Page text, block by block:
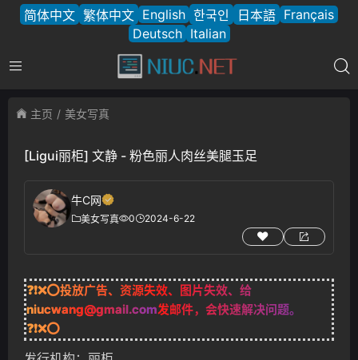
简体中文 繁体中文 English 한국인 日本語 Français
Deutsch Italian
主页 美女写真
[Ligui丽柜] 文静 - 粉色丽人肉丝美腿玉足
牛C网
美女写真 0 2024-6-22
❓❗❌⭕投放广告、资源失效、图片失效、给
niucwang@gmail.com发邮件，会快速解决问题。
❓❗❌⭕